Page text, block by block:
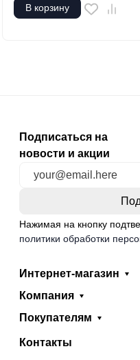
В корзину
Подписаться на
новости и акции
Нажимая на кнопку
политики обработки
Интернет-магазин
Компания
Покупателям
Контакты